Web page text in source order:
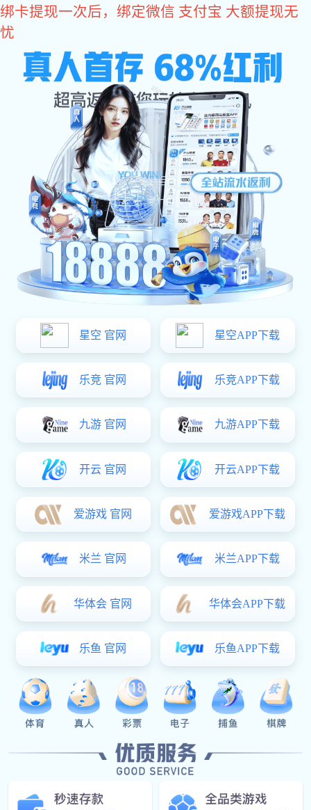
超凡国际
动态资讯 媒体资讯 行业资讯
孕产妈妈心理陪伴公益活动减压对话！
9月28日下午，广东省幸福帮帮文化教育发展基金会携手广州市越秀
区人民政府华乐街街道办事处、广州越秀区华乐街社区卫生服务中心
举办“孕产妈妈心理陪伴”公益活动在广州越秀区淘金路华乐街道政务
服务中心二楼会议室举行。以澳门城市大学分析心理学博士、体验式
业委员会秘书长王舒娟为主的专家导师、领导汇集此次公益讲堂，吸
引90多名孕产妈妈以及家人听讲，为帮助孕产妇适应生理、心理上转
变，学习获得家庭支持和社会支持的方式的宣教起到了重要的推动作
用。
上图：本次爱心企业代表帝朗卫浴冼芳女士致辞
活动开场，本次爱心企业代表来自帝朗卫浴的冼芳女士在现场做了重
要致辞。冼芳女士表示，母亲是一个家庭的核心，在孕期身心健康转
变尤为重要。帝朗卫浴是一个拥有26年的品牌历史的香港品牌，自成
量创造温暖，在生活也用爱心创造美好。